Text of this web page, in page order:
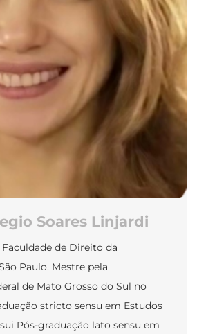
Soares Linjardi
de Direito da
Paulo. Mestre pela
de Mato Grosso do Sul no
stricto sensu em Estudos
Pós-graduação lato sensu em